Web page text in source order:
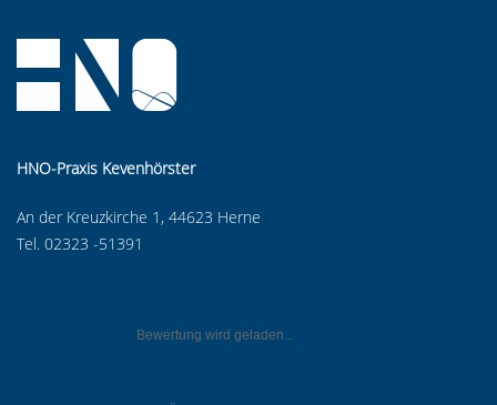
HNO-Praxis Kevenhörster
An der Kreuzkirche 1, 44623 Herne
Tel. 02323 -51391
Bewertung wird geladen...